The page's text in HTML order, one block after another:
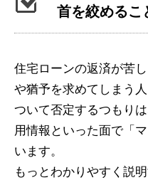
首を絞めるこ
住宅ローンの返済が苦
や猶予を求めてしまう
ついて否定するつもり
用情報といった面で「
います。
もっとわかりやすく説